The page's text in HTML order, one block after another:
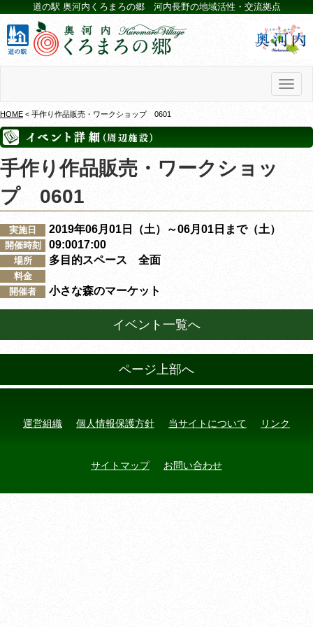
道の駅 奥河内くろまろの郷 河内長野の地域活性・交流拠点
HOME < 手作り作品販売・ワークショップ 0601
手作り作品販売・ワークショッ
プ 0601
実施日 2019年06月01日（土）～06月01日まで（土）
開催時刻 09:0017:00
場所 多目的スペース 全面
料金
開催者
小さな森のマーケット
イベント一覧へ
ページ上部へ
運営組織 個人情報保護方針 当サイトについて リンク
サイトマップ お問い合わせ